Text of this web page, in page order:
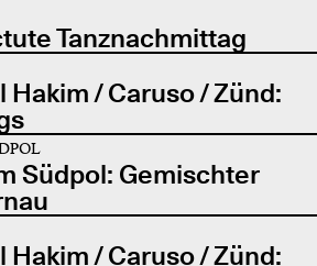
Tanznachmittag
Hakim / Caruso / Zünd:
Südpol: Gemischter
Hakim / Caruso / Zünd: